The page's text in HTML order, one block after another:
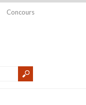
Concours